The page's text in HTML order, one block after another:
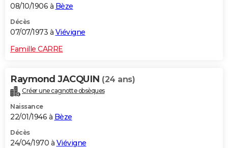
08/10/1906 à Bèze
Décès
07/07/1973 à Viévigne
Famille CARRE
Raymond JACQUIN (24 ans)
Créer une cagnotte obsèques
Naissance
22/01/1946 à Bèze
Décès
24/04/1970 à Viévigne